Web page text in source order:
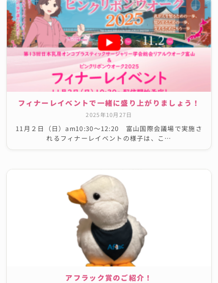
フィナーレイベントで一緒に盛り上がりましょう！
2025年10月27日
11月２日（日）am10:30〜12:20 富山国際会議場で実施さ
れるフィナーレイベントの様子は、こ…
アフラック賞のご紹介！